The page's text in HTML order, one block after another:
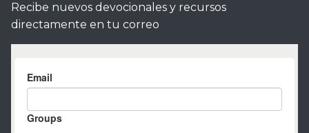
Recibe nuevos devocionales y recursos
directamente en tu correo